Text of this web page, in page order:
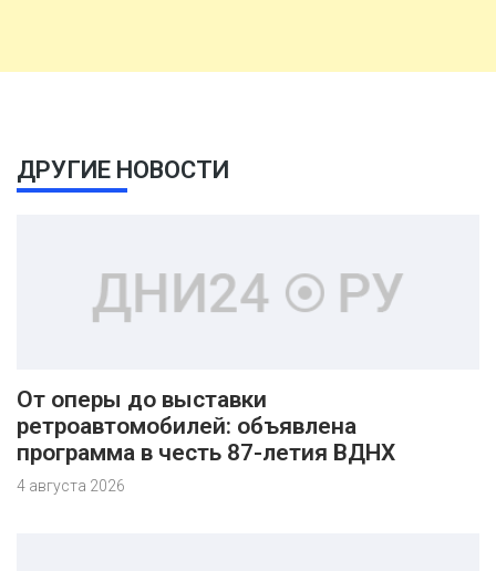
ДРУГИЕ НОВОСТИ
От оперы до выставки
ретроавтомобилей: объявлена
программа в честь 87-летия ВДНХ
4 августа 2026